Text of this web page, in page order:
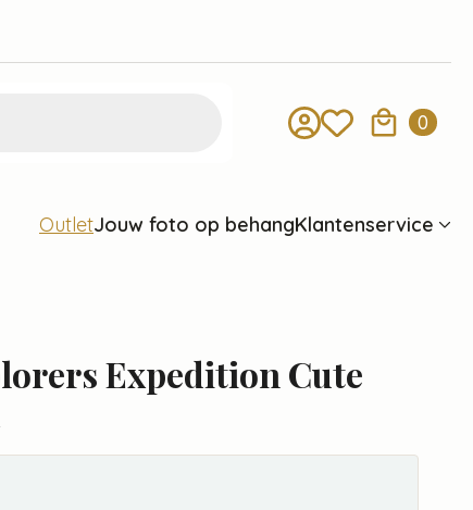
0
OutletJouw foto op behangKlantenservice
Expedition Cute